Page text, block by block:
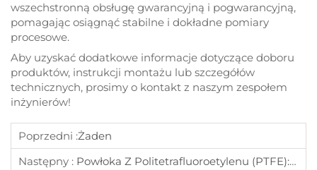
wszechstronną obsługę gwarancyjną i pogwarancyjną,
pomagając osiągnąć stabilne i dokładne pomiary
procesowe.
Aby uzyskać dodatkowe informacje dotyczące doboru
produktów, instrukcji montażu lub szczegółów
technicznych, prosimy o kontakt z naszym zespołem
inżynierów!
Poprzedni :Żaden
Następny : Powłoka Z Politetrafluoroetylenu (PTFE): Dlaczego Jest Idealnym Wyborem Dla Przepływomierzy Odpornych Na Korozję?